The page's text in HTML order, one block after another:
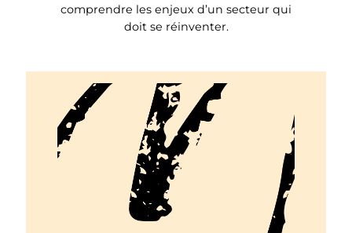
comprendre les enjeux d’un secteur qui
doit se réinventer.